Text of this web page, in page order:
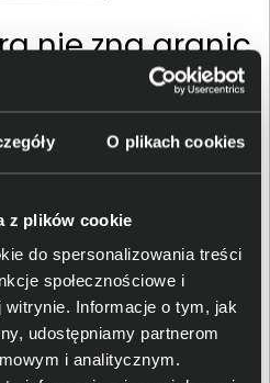
O plikach cookies
z plików cookie
do spersonalizowania treści
społecznościowe i
Informacje o tym, jak
udostępniamy partnerom
i analitycznym.
nie zna granic
Apple N1 oraz zależnie
do łączności 5G
online wszędzie tam,
odbywa się bez